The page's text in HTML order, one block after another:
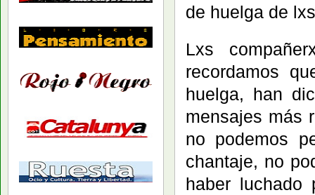
de huelga de
Lxs
recordamos
huelga, han
mensajes más
no podemos
chantaje, no
haber luchado